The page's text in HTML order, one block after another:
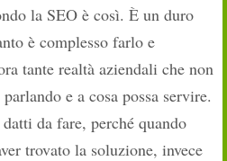
la SEO è così. È un duro
è complesso farlo e
tante realtà aziendali che non
e a cosa possa servire.
da fare, perché quando
trovato la soluzione, invece